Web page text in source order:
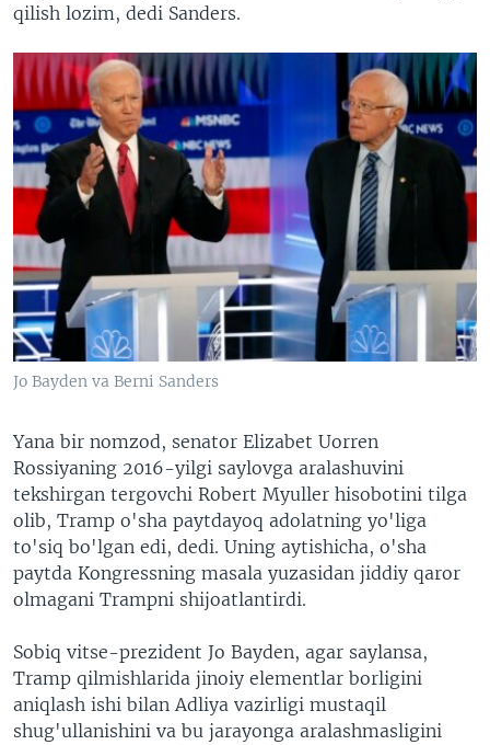
qilish lozim, dedi Sanders.
Jo Bayden va Berni Sanders
Yana bir nomzod, senator Elizabet Uorren
Rossiyaning 2016-yilgi saylovga aralashuvini
tekshirgan tergovchi Robert Myuller hisobotini tilga
olib, Tramp o'sha paytdayoq adolatning yo'liga
to'siq bo'lgan edi, dedi. Uning aytishicha, o'sha
paytda Kongressning masala yuzasidan jiddiy qaror
olmagani Trampni shijoatlantirdi.
Sobiq vitse-prezident Jo Bayden, agar saylansa,
Tramp qilmishlarida jinoiy elementlar borligini
aniqlash ishi bilan Adliya vazirligi mustaqil
shug'ullanishini va bu jarayonga aralashmasligini